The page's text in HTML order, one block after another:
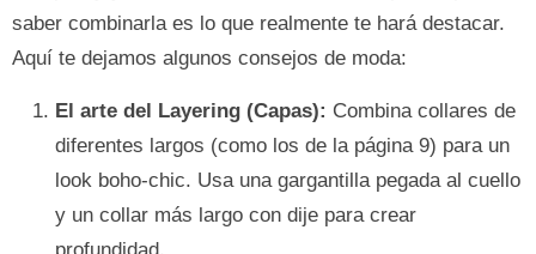
saber combinarla es lo que realmente te hará destacar.
Aquí te dejamos algunos consejos de moda:
El arte del Layering (Capas): Combina collares de
diferentes largos (como los de la página 9) para un
look boho-chic. Usa una gargantilla pegada al cuello
y un collar más largo con dije para crear